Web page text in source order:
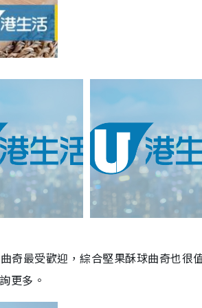
奇最受歡迎，綜合堅果酥球曲奇也很
更多。